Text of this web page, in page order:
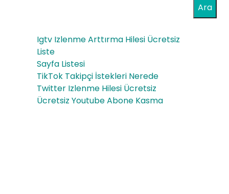
Ara
Igtv Izlenme Arttırma Hilesi Ücretsiz
Liste
Sayfa Listesi
TikTok Takipçi İstekleri Nerede
Twitter Izlenme Hilesi Ücretsiz
Ücretsiz Youtube Abone Kasma